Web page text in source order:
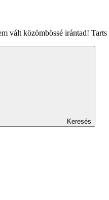
vált közömbössé irántad!
Keresés